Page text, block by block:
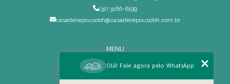
(31) 3166-6199
casaderepousobh@casaderepousobh.com.br
MENU
Home
Institucional
Olá! Fale agora pelo WhatsApp